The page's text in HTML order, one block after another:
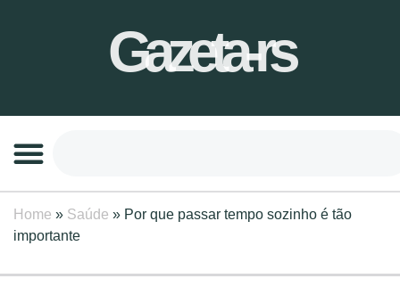
Gazeta-rs
Home » Saúde » Por que passar tempo sozinho é tão
importante